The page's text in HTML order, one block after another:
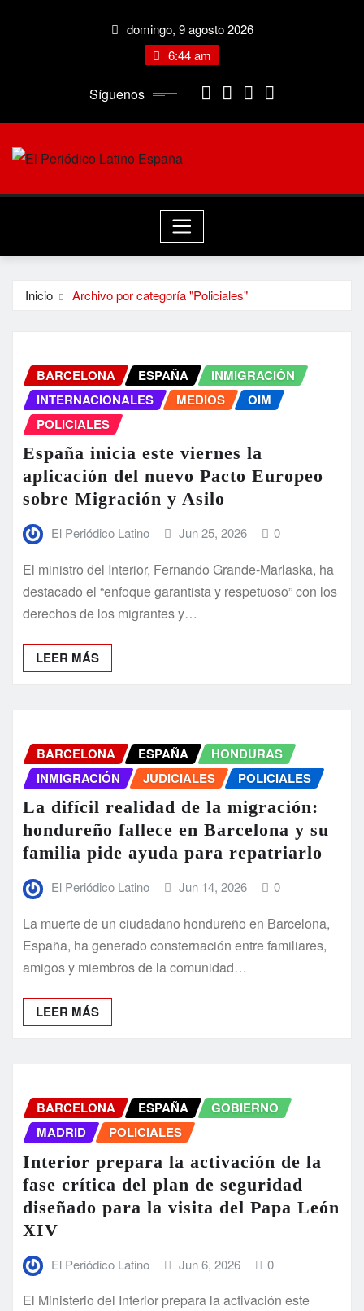
domingo, 9 agosto 2026
6:44 am
Síguenos
Inicio Archivo por categoría "Policiales"
BARCELONA ESPAÑA
INMIGRACIÓN
INTERNACIONALES
MEDIOS
OIM
POLICIALES
España inicia este viernes la
aplicación del nuevo Pacto Europeo
sobre Migración y Asilo
El Periódico Latino Jun 25, 2026 0
El ministro del Interior, Fernando Grande-Marlaska, ha
destacado el “enfoque garantista y respetuoso” con los
derechos de los migrantes y…
LEER MÁS
BARCELONA ESPAÑA
HONDURAS
INMIGRACIÓN
JUDICIALES POLICIALES
La difícil realidad de la migración:
hondureño fallece en Barcelona y su
familia pide ayuda para repatriarlo
El Periódico Latino Jun 14, 2026 0
La muerte de un ciudadano hondureño en Barcelona,
España, ha generado consternación entre familiares,
amigos y miembros de la comunidad…
LEER MÁS
BARCELONA ESPAÑA
GOBIERNO
MADRID
POLICIALES
Interior prepara la activación de la
fase crítica del plan de seguridad
diseñado para la visita del Papa León
XIV
El Periódico Latino Jun 6, 2026 0
El Ministerio del Interior prepara la activación este